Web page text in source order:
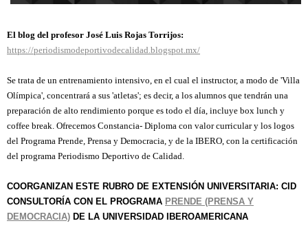
El blog del profesor José Luis Rojas Torrijos:
https://periodismodeportivodecalidad.blogspot.mx/
Se trata de un entrenamiento intensivo, en el cual el instructor, a modo de 'Villa
Olímpica', concentrará a sus 'atletas'; es decir, a los alumnos que tendrán una
preparación de alto rendimiento porque es todo el día, incluye box lunch y
coffee break. Ofrecemos Constancia- Diploma con valor curricular y los logos
del Programa Prende, Prensa y Democracia, y de la IBERO, con la certificación
del programa Periodismo Deportivo de Calidad.
COORGANIZAN ESTE RUBRO DE EXTENSIÓN UNIVERSITARIA: CID
CONSULTORÍA CON EL PROGRAMA PRENDE (PRENSA Y
DEMOCRACIA) DE LA UNIVERSIDAD IBEROAMERICANA